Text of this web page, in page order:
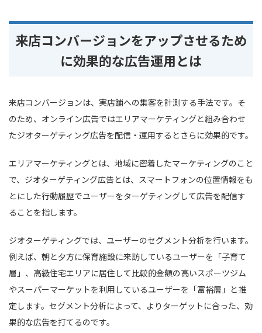
来店コンバージョンをアップさせるため
に効果的な広告運用とは
来店コンバージョンは、実店舗への集客を計測する手法です。そ
のため、オンライン広告ではエリアマーケティングと組み合わせ
たジオターゲティング広告を配信・運用するとさらに効果的です。
エリアマーケティングとは、地域に密着したマーケティングのこと
で、ジオターゲティング広告とは、スマートフォンの位置情報をも
とにした行動履歴でユーザーをターゲティングして広告を配信す
ることを指します。
ジオターゲティングでは、ユーザーのセグメント分析を行います。
例えば、朝と夕方に保育施設に来訪しているユーザーを「子育て
層」、高級住宅エリアに居住して比較的金額の高いスポーツジム
やスーパーマーケットを利用しているユーザーを「富裕層」と推
定します。セグメント分析によって、よりターゲットに合った、効
果的な広告を打てるのです。